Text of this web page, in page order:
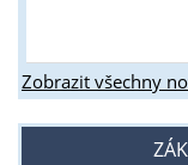
Zobrazit všechny